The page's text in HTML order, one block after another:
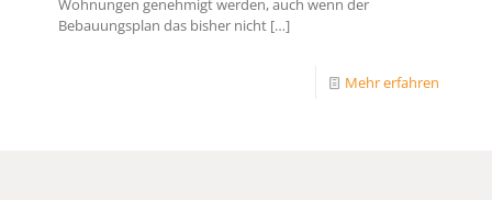
Wohnungen genehmigt werden, auch wenn der
Bebauungsplan das bisher nicht […]
Mehr erfahren